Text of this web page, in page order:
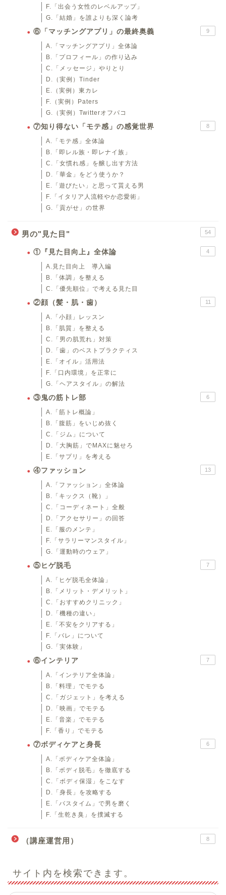
F.「出会う女性のレベルアップ」
G.「結婚」を誰よりも深く論考
⑥「マッチングアプリ」の最終奥義 9
A.「マッチングアプリ」全体論
B.「プロフィール」の作り込み
C.「メッセージ」やりとり
D.（実例）Tinder
E.（実例）東カレ
F.（実例）Paters
G.（実例）Twitterオフパコ
⑦知り得ない「モテ感」の感覚世界 8
A.「モテ感」全体論
B.「即レル族・即レナイ族」
C.「女慣れ感」を醸し出す方法
D.「華金」をどう使うか？
E.「遊びたい」と思って貰える男
F.「イタリア人流軽やか恋愛術」
G.「貢がせ」の世界
男の"見た目" 54
①『見た目向上』全体論 4
A.見た目向上 導入編
B.「体調」を整える
C.「優先順位」で考える見た目
②顔（髪・肌・歯） 11
A.「小顔」レッスン
B.「肌質」を整える
C.「男の肌荒れ」対策
D.「歯」のベストプラクティス
E.「オイル」活用法
F.「口内環境」を正常に
G.「ヘアスタイル」の解法
③鬼の筋トレ部 6
A.「筋トレ概論」
B.「腹筋」をいじめ抜く
C.「ジム」について
D.「大胸筋」でMAXに魅せろ
E.「サプリ」を考える
④ファッション 13
A.「ファッション」全体論
B.「キックス（靴）」
C.「コーディネート」全般
D.「アクセサリー」の回答
E.「服のメンテ」
F.「サラリーマンスタイル」
G.「運動時のウェア」
⑤ヒゲ脱毛 7
A.「ヒゲ脱毛全体論」
B.「メリット・デメリット」
C.「おすすめクリニック」
D.「機種の違い」
E.「不安をクリアする」
F.「バレ」について
G.「実体験」
⑥インテリア 7
A.「インテリア全体論」
B.「料理」でモテる
C.「ガジェット」を考える
D.「映画」でモテる
E.「音楽」でモテる
F.「香り」でモテる
⑦ボディケアと身長 6
A.「ボディケア全体論」
B.「ボディ脱毛」を徹底する
C.「ボディ保湿」をこなす
D.「身長」を攻略する
E.「バスタイム」で男を磨く
F.「生乾き臭」を撲滅する
（講座運営用） 8
サイト内を検索できます。